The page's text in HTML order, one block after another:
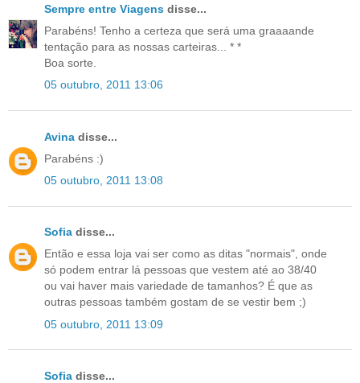
Sempre entre Viagens disse...
Parabéns! Tenho a certeza que será uma graaaande
tentação para as nossas carteiras... * *
Boa sorte.
05 outubro, 2011 13:06
Avina disse...
Parabéns :)
05 outubro, 2011 13:08
Sofia disse...
Então e essa loja vai ser como as ditas "normais", onde
só podem entrar lá pessoas que vestem até ao 38/40
ou vai haver mais variedade de tamanhos? É que as
outras pessoas também gostam de se vestir bem ;)
05 outubro, 2011 13:09
Sofia disse...